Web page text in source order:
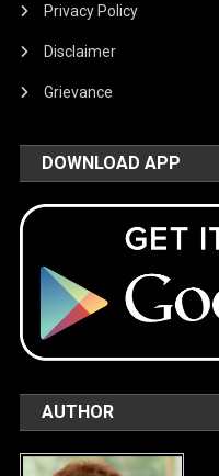
Privacy Policy
Disclaimer
Grievance
DOWNLOAD APP
AUTHOR